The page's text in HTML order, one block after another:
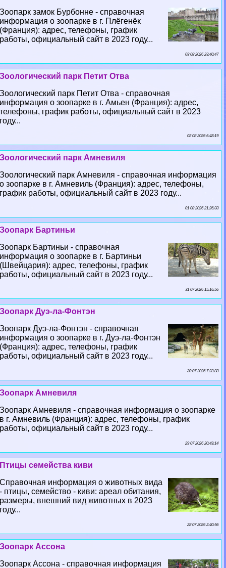
Зоопарк замок Бурбонне - справочная
информация о зоопарке в г. Плёгенёк
(Франция): адрес, телефоны, график
работы, официальный сайт в 2023 году...
03 08 2026 23:40:47
Зоологический парк Петит Отва
Зоологический парк Петит Отва - справочная
информация о зоопарке в г. Амьен (Франция): адрес,
телефоны, график работы, официальный сайт в 2023
году...
02 08 2026 6:48:19
Зоологический парк Амневиля
Зоологический парк Амневиля - справочная информация
о зоопарке в г. Амневиль (Франция): адрес, телефоны,
график работы, официальный сайт в 2023 году...
01 08 2026 21:26:33
Зоопарк Бартиньи
Зоопарк Бартиньи - справочная
информация о зоопарке в г. Бартиньи
(Швейцария): адрес, телефоны, график
работы, официальный сайт в 2023 году...
31 07 2026 15:16:56
Зоопарк Дуэ-ла-Фонтэн
Зоопарк Дуэ-ла-Фонтэн - справочная
информация о зоопарке в г. Дуэ-ла-Фонтэн
(Франция): адрес, телефоны, график
работы, официальный сайт в 2023 году...
30 07 2026 7:23:33
Зоопарк Амневиля
Зоопарк Амневиля - справочная информация о зоопарке
в г. Амневиль (Франция): адрес, телефоны, график
работы, официальный сайт в 2023 году...
29 07 2026 20:49:14
Птицы семейства киви
Справочная информация о животных вида
- птицы, семейство - киви: ареал обитания,
размеры, внешний вид животных в 2023
году...
28 07 2026 2:40:56
Зоопарк Ассона
Зоопарк Ассона - справочная информация